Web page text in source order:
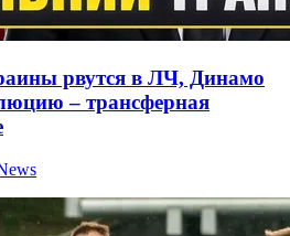
рвутся в ЛЧ, Динамо
– трансферная